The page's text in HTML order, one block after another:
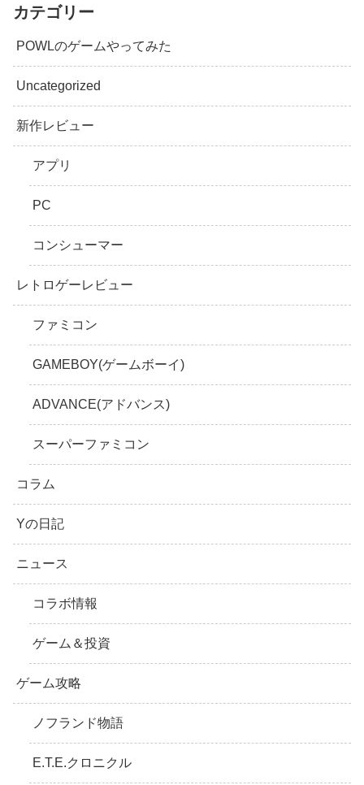
カテゴリー
POWLのゲームやってみた
Uncategorized
新作レビュー
アプリ
PC
コンシューマー
レトロゲーレビュー
ファミコン
GAMEBOY(ゲームボーイ)
ADVANCE(アドバンス)
スーパーファミコン
コラム
Yの日記
ニュース
コラボ情報
ゲーム＆投資
ゲーム攻略
ノフランド物語
E.T.E.クロニクル